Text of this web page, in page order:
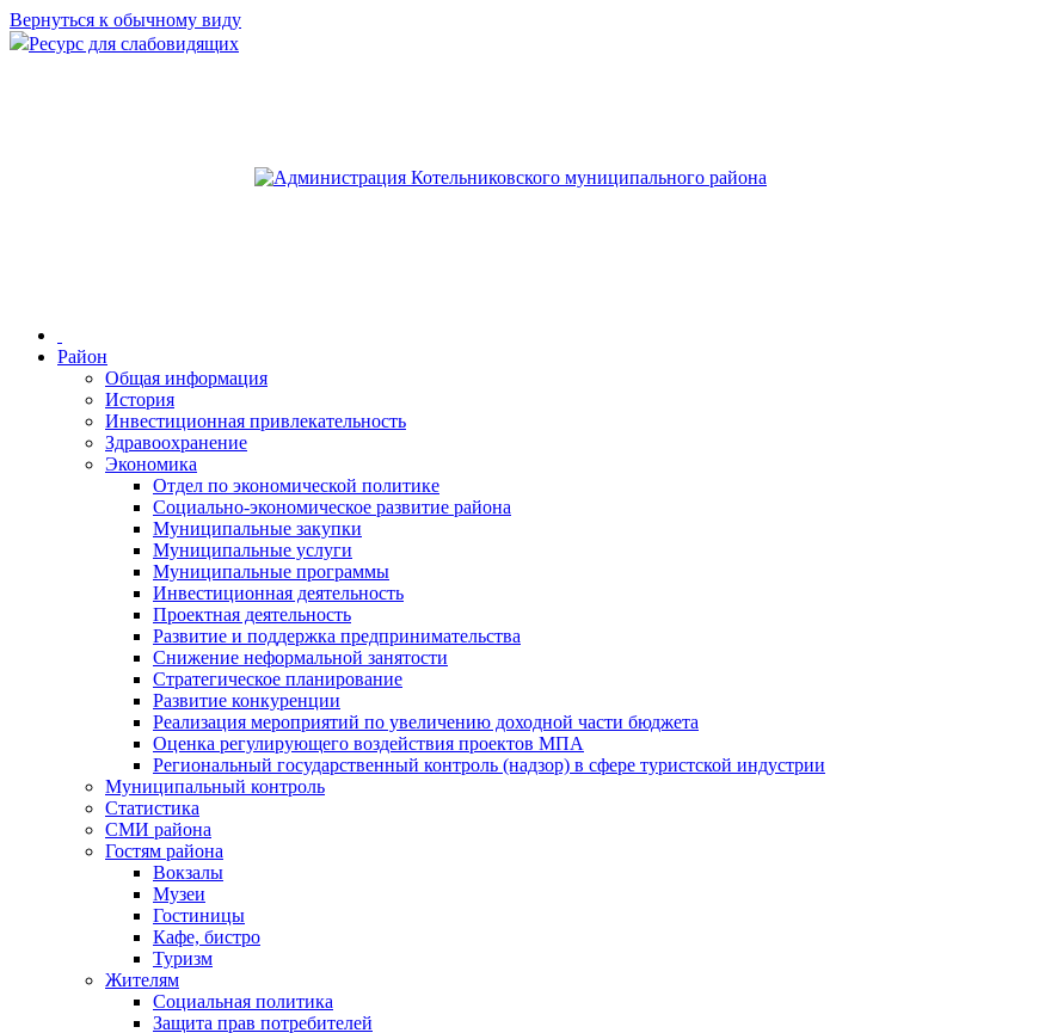
Вернуться к обычному виду
Ресурс для слабовидящих
Район
Общая информация
История
Инвестиционная привлекательность
Здравоохранение
Экономика
Отдел по экономической политике
Социально-экономическое развитие района
Муниципальные закупки
Муниципальные услуги
Муниципальные программы
Инвестиционная деятельность
Проектная деятельность
Развитие и поддержка предпринимательства
Снижение неформальной занятости
Стратегическое планирование
Развитие конкуренции
Реализация мероприятий по увеличению доходной части бюджета
Оценка регулирующего воздействия проектов МПА
Региональный государственный контроль (надзор) в сфере туристской индустрии
Муниципальный контроль
Статистика
СМИ района
Гостям района
Вокзалы
Музеи
Гостиницы
Кафе, бистро
Туризм
Жителям
Социальная политика
Защита прав потребителей